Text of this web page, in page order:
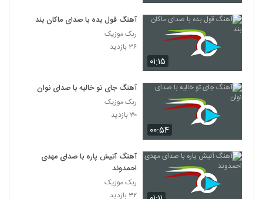
۰۱:۱۵
آهنگ قول بده با صدای ماکان بند
ربک موزیک
۳۶ بازدید
۰۰:۵۴
آهنگ جای تو خالیه با صدای نوان
ربک موزیک
۳۰ بازدید
آهنگ آتیش پاره با صدای مهدی
احمدوند
ربک موزیک
۳۲ بازدید